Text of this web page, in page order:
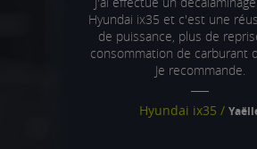
Hyundai ix35 et c'est une
de puissance, plus de
consommation de carburant
Je recommande.
Hyundai ix35 /